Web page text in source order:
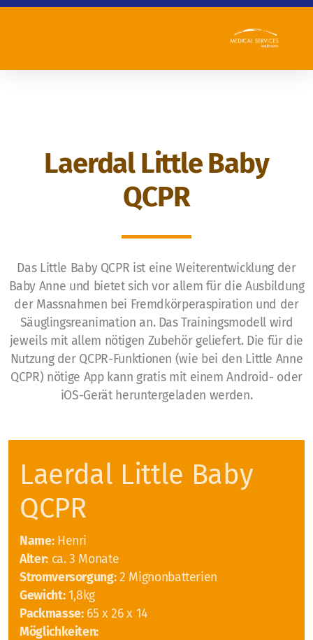
Laerdal Little Baby
QCPR
Das Little Baby QCPR ist eine Weiterentwicklung der
Baby Anne und bietet sich vor allem für die Ausbildung
der Massnahmen bei Fremdkörperaspiration und der
Säuglingsreanimation an. Das Trainingsmodell wird
jeweils mit allem nötigen Zubehör geliefert. Die für die
Nutzung der QCPR-Funktionen (wie bei den Little Anne
QCPR) nötige App kann gratis mit einem Android- oder
iOS-Gerät heruntergeladen werden.
Laerdal Little Baby
QCPR
Name:Henri
Alter:ca. 3 Monate
Stromversorgung:2 Mignonbatterien
Gewicht:1,8kg
Packmasse:65 x 26 x 14
Möglichkeiten:
Referenzen
Partner
Aus- und Fortbildungen
Laien
Kurs@Home
Fachpersonen
E-Learning
Consulting